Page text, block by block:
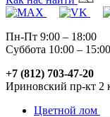
Пн-Пт 9:00 – 18:00
Суббота 10:00 – 15:00
+7 (812) 703-47-20
Ириновский пр-кт 2
Цветной лом